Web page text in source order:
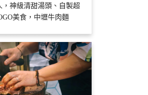
，神級清甜湯頭、自製超
美食，中壢牛肉麵